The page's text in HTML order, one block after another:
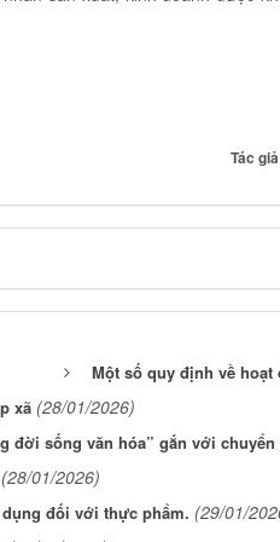
Tác
Một số quy định về hoạt
xã (28/01/2026)
đời sống văn hóa” gắn với
(28/01/2026)
đối với thực phẩm. (29/01/